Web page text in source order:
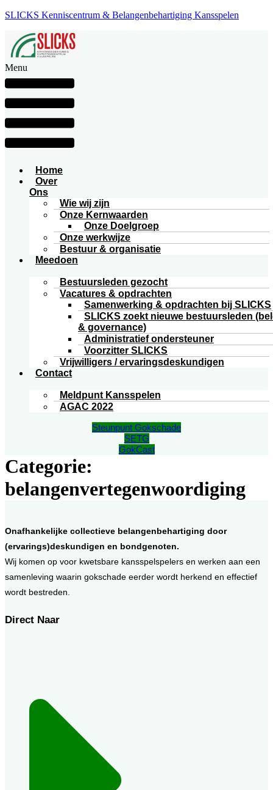
SLICKS Kenniscentrum & Belangenbehartiging Kansspelen
Menu
Home
Over
Ons
Wie wij zijn
Onze Kernwaarden
Onze Doelgroep
Onze werkwijze
Bestuur & organisatie
Meedoen
Bestuursleden gezocht
Vacatures & opdrachten
Samenwerking & opdrachten bij SLICKS
SLICKS zoekt nieuwe bestuursleden
& governance)
Administratief ondersteuner
Voorzitter SLICKS
Vrijwilligers / ervaringsdeskundigen
Contact
Meldpunt Kansspelen
AGAC 2022
Steunpunt Gokschade
SETG
GokCast
Categorie:
belangenvertegenwoordiging
Onafhankelijke collectieve belangenbehartiging door
(ervarings)deskundigen en bondgenoten.
Wij komen op voor kwetsbare kansspelspelers en werken aan een
samenleving waarin gokschade eerder wordt herkend en effectief
wordt bestreden.
Direct Naar